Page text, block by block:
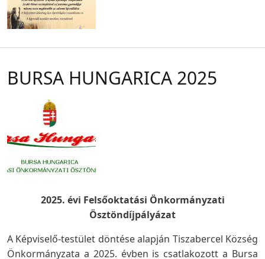
BURSA HUNGARICA 2025
2025. évi Felsőoktatási Önkormányzati
Ösztöndíjpályázat
A Képviselő-testület döntése alapján Tiszabercel Község
Önkormányzata a 2025. évben is csatlakozott a Bursa